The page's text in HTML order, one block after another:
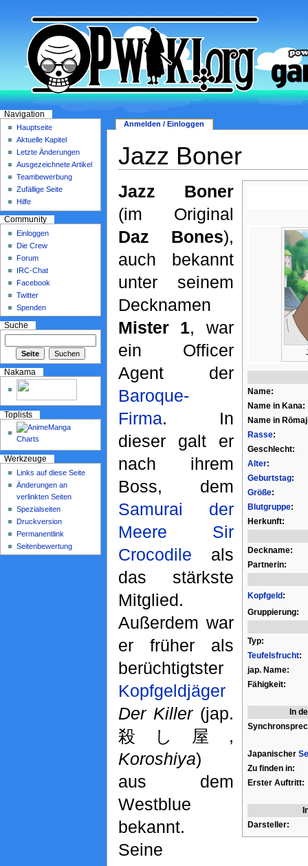
Jazz Boner
Name:
Name in Kana:
Name in
Rasse:
Geschlecht:
Alter:
Geburtstag:
Größe:
Blutgruppe:
Herkunft:
Deckname:
Partnerin:
Kopfgeld:
Gruppierung:
Typ:
Teufelsfrucht:
jap. Name:
Fähigkeit:
In
Japanischer
Zu finden in:
Erster Auftritt:
Darsteller:
Jazz Boner
(im Original
Daz Bones),
auch bekannt
unter seinem
Decknamen
Mister 1, war
ein Officer
Agent der
Baroque-
Firma. In
dieser galt er
nach ihrem
Boss, dem
Samurai der
Meere
Sir
Crocodile als
das stärkste
Mitglied.
Außerdem war
er früher als
berüchtigtster
Kopfgeldjäger
Der Killer(jap.
殺し屋,
Koroshiya)
aus dem
Westblue
bekannt.
Seine
Anmelden / Einloggen
Navigation
Hauptseite
Aktuelle Kapitel
Letzte Änderungen
Ausgezeichnete Artikel
Teambewerbung
Zufällige Seite
Hilfe
Community
Einloggen
Die Crew
Forum
IRC-Chat
Facebook
Twitter
Spenden
Suche
Nakama
Toplists
Werkzeuge
Links auf diese Seite
Änderungen an
verlinkten Seiten
Spezialseiten
Druckversion
Permanentlink
Seitenbewertung